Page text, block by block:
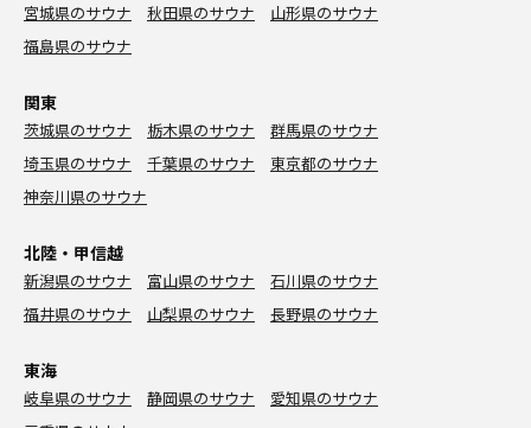
宮城県のサウナ
秋田県のサウナ
山形県のサウナ
福島県のサウナ
関東
茨城県のサウナ 栃木県のサウナ
群馬県のサウナ
埼玉県のサウナ
千葉県のサウナ
東京都のサウナ
神奈川県のサウナ
北陸・甲信越
新潟県のサウナ 富山県のサウナ
石川県のサウナ
福井県のサウナ
山梨県のサウナ 長野県のサウナ
東海
岐阜県のサウナ 静岡県のサウナ
愛知県のサウナ